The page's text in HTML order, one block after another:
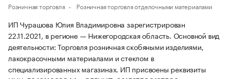
Розничная торговля Розничная торговля отделочными материалами
ИП Чурашова Юлия Владимировна зарегистрирован
22.11.2021, в регионе — Нижегородская область. Основной вид
деятельности: Торговля розничная скобяными изделиями,
лакокрасочными материалами и стеклом в
специализированных магазинах. ИП присвоены реквизиты